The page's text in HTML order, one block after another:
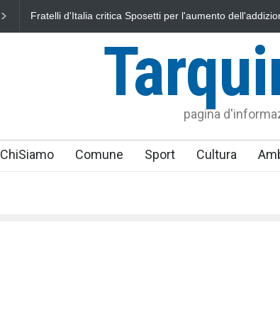
L'Università della Tuscia e l'Assonautica Provinciale di
pagina
ChiSiamo Comune Sport Cultura